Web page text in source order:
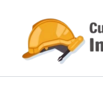
contenido